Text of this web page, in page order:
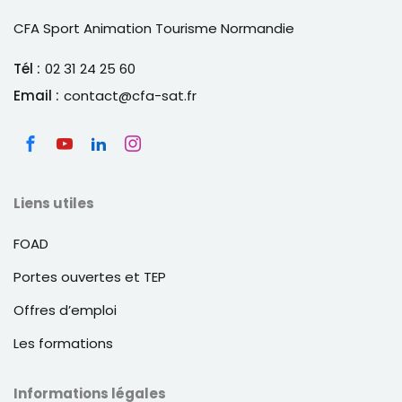
noter, les 4 UC des diplômes Sports et
peuvent être validées de manière
indépendante.
CFA Sport Animation Tourisme Normandie
Tél : 02 31 24 25 60
Email : contact@cfa-sat.fr
Liens utiles
FOAD
Portes ouvertes et TEP
Offres d’emploi
Les formations
Informations légales